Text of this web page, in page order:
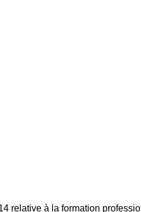
relative à la formation